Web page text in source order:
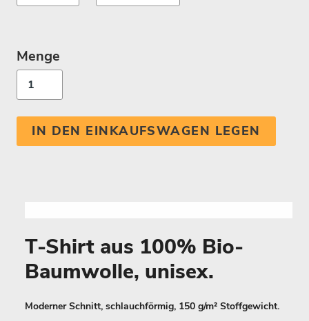
Menge
IN DEN EINKAUFSWAGEN LEGEN
T-Shirt aus 100% Bio-
Baumwolle, unisex.
Moderner Schnitt, schlauchförmig, 150 g/m² Stoffgewicht.